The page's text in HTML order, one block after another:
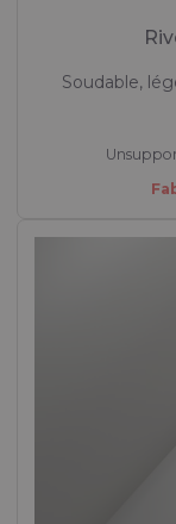
Soudable,